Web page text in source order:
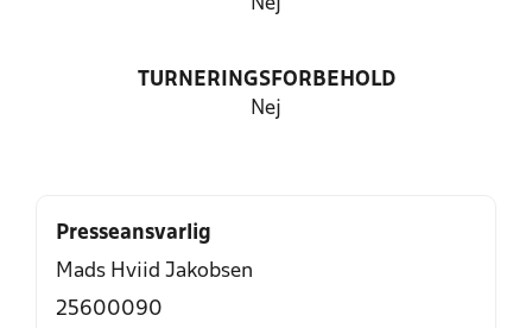
Nej
TURNERINGSFORBEHOLD
Nej
Presseansvarlig
Mads Hviid Jakobsen
25600090